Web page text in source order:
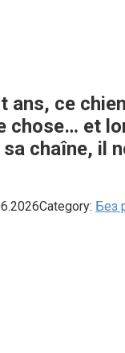
ans, ce
chose… et
chaîne, il
Category: Без